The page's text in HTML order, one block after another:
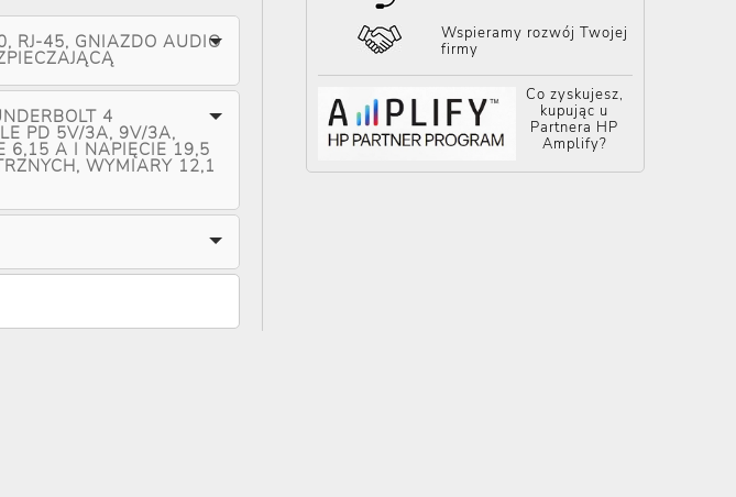
Wspieramy rozwój Twojej
firmy
Co zyskujesz,
kupując u
Partnera HP
Amplify?
RJ-45, GNIAZDO AUDIO
4
PD 5V/3A, 9V/3A,
6,15 A I NAPIĘCIE 19,5
WYMIARY 12,1